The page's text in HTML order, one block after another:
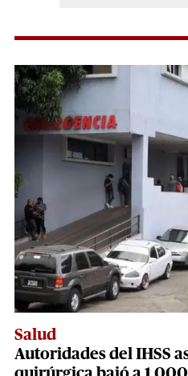
Salud
Autoridades del IHSS